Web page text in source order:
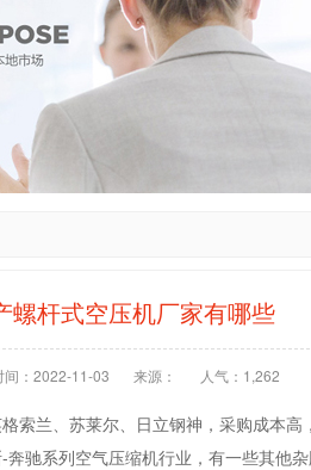
螺杆式空压机厂家有哪些
间：2022-11-03 来源： 人气：1,262
索兰、苏莱尔、日立钢神，采购成本高
驰系列空气压缩机行业，有一些其他